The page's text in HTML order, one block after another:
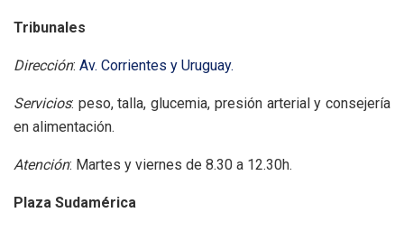
Tribunales
Dirección: Av. Corrientes y Uruguay.
Servicios: peso, talla, glucemia, presión arterial y consejería
en alimentación.
Atención: Martes y viernes de 8.30 a 12.30h.
Plaza Sudamérica